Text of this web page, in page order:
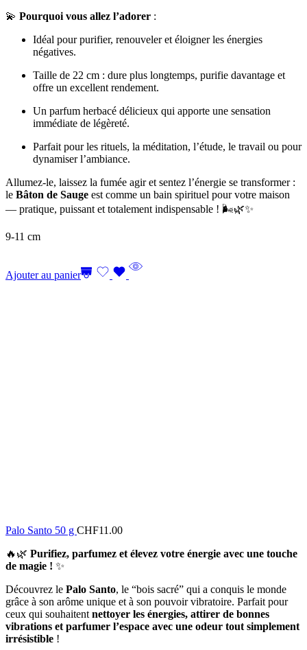
💫 Pourquoi vous allez l’adorer :
Idéal pour purifier, renouveler et éloigner les énergies
négatives.
Taille de 22 cm : dure plus longtemps, purifie davantage et
offre un excellent rendement.
Un parfum herbacé délicieux qui apporte une sensation
immédiate de légèreté.
Parfait pour les rituels, la méditation, l’étude, le travail ou pour
dynamiser l’ambiance.
Allumez-le, laissez la fumée agir et sentez l’énergie se transformer :
le Bâton de Sauge est comme un bain spirituel pour votre maison
— pratique, puissant et totalement indispensable ! 🌬️🌿✨
9-11 cm
Ajouter au panier
Palo Santo 50 g CHF11.00
🔥🌿 Purifiez, parfumez et élevez votre énergie avec une touche
de magie ! ✨
Découvrez le Palo Santo, le “bois sacré” qui a conquis le monde
grâce à son arôme unique et à son pouvoir vibratoire. Parfait pour
ceux qui souhaitentnettoyer les énergies, attirer de bonnes
vibrations et parfumer l’espace avec une odeur tout simplement
irrésistible !